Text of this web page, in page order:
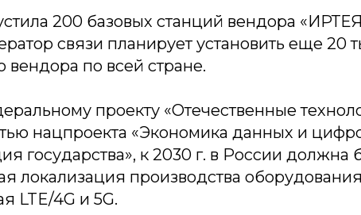
200 базовых станций вендора
связи планирует установить еще 20
вендора по всей стране.
проекту «Отечественные
нацпроекта «Экономика данных и
государства», к 2030 г. в России должна
локализация производства
LTE/4G и 5G.